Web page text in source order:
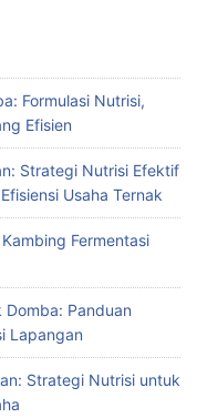
Formulasi Nutrisi,
Efisien
Strategi Nutrisi Efektif
Usaha Ternak
Fermentasi
Panduan
Lapangan
Strategi Nutrisi untuk